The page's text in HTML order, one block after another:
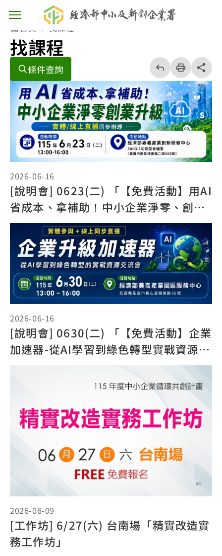
主選單按鈕
首頁 找課程
找課程
條件查詢
回
上
一
頁
列
印
share分享
2026-06-16
[說明會] 0623(二) 「【免費活動】用AI
省成本、拿補助！中小企業淨零、創業
升級交流會(實體線上同步招生)」
2026-06-16
[說明會] 0630(二) 「【免費活動】企業
加速器-從AI學習到綠色轉型實戰資源交
流會(實體線上同步招生)」
2026-06-09
[工作坊] 6/27(六) 台南場「精實改造實
務工作坊」